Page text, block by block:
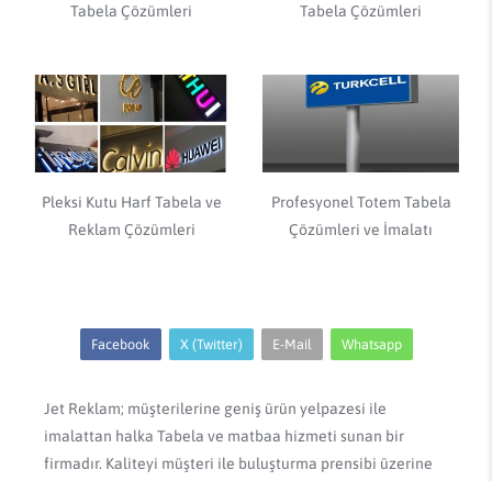
Tabela Çözümleri
Tabela Çözümleri
Pleksi Kutu Harf Tabela ve
Reklam Çözümleri
Profesyonel Totem Tabela
Çözümleri ve İmalatı
Facebook X (Twitter) E-Mail Whatsapp
Jet Reklam; müşterilerine geniş ürün yelpazesi ile
imalattan halka Tabela ve matbaa hizmeti sunan bir
firmadır. Kaliteyi müşteri ile buluşturma prensibi üzerine